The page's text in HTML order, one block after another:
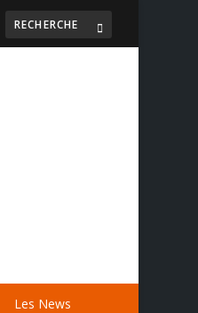
Les News